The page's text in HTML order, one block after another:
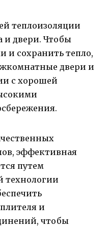
теплоизоляции
и двери. Чтобы
и сохранить тепло,
двери и
с хорошей
эффективная
путем
технологии
и
чтобы